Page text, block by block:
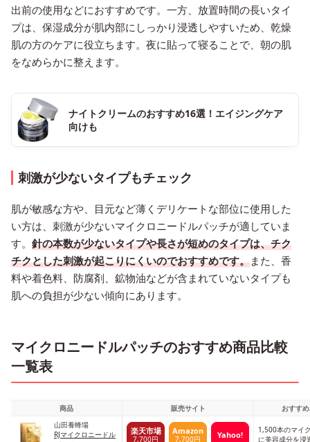
出前の使用などにおすすめです。一方、放置時間の長いタイ
プは、保湿成分が肌内部にしっかり浸透しやすいため、乾燥
肌の方のケアに役立ちます。夜に貼って寝ることで、朝の肌
をなめらかに整えます。
ナイトクリームのおすすめ16選！エイジングケア
向けも
刺激が少ないタイプもチェック
肌が敏感な方や、目元など薄くデリケートな部位に使用した
い方は、刺激が少ないマイクロニードルパッチが適していま
す。 針の本数が少ないタイプや長さが短めのタイプは、チク
チクとした刺激が起こりにくいのでおすすめです。また、香
料や着色料、防腐剤、鉱物油などが含まれていないタイプも
肌への負担が少ない傾向にあります。
マイクロニードルパッチのおすすめ商品比較
一覧表
商品 販売サイト
おすす
山田養蜂場
RJマイクロニードル
楽天市場
7,700円
Amazon
7,700円 Yahoo!
1,500本のマイ
に美容成分を浸